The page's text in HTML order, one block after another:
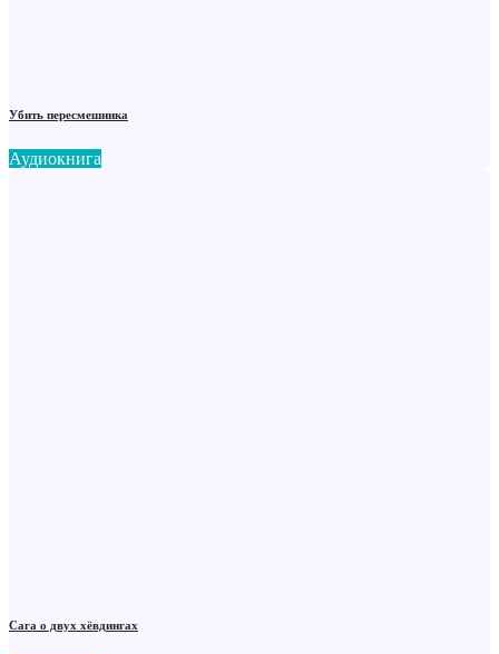
Убить пересмешника
Аудиокнига
Сага о двух хёвдингах